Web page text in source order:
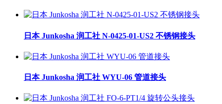
日本 Junkosha 润工社 N-0425-01-US2 不锈钢接头
日本 Junkosha 润工社 WYU-06 管道接头